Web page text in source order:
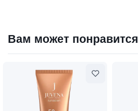
7000₽9 840 ₽
Вам может понравится